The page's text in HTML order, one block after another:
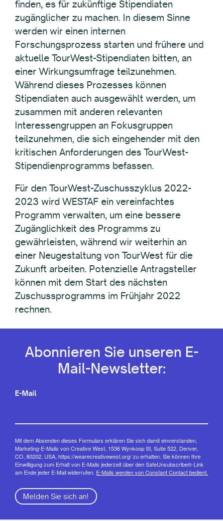
finden, es für zukünftige Stipendiaten
zugänglicher zu machen. In diesem Sinne
werden wir einen internen
Forschungsprozess starten und frühere und
aktuelle TourWest-Stipendiaten bitten, an
einer Wirkungsumfrage teilzunehmen.
Während dieses Prozesses können
Stipendiaten auch ausgewählt werden, um
zusammen mit anderen relevanten
Interessengruppen an Fokusgruppen
teilzunehmen, die sich eingehender mit den
kritischen Anforderungen des TourWest-
Stipendienprogramms befassen.
Für den TourWest-Zuschusszyklus 2022-
2023 wird WESTAF ein vereinfachtes
Programm verwalten, um eine bessere
Zugänglichkeit des Programms zu
gewährleisten, während wir weiterhin an
einer Neugestaltung von TourWest für die
Zukunft arbeiten. Potenzielle Antragsteller
können mit dem Start des nächsten
Zuschussprogramms im Frühjahr 2022
rechnen.
Abonnieren Sie unseren E-
Mail-Newsletter:
E-Mail
Mit dem Absenden dieses Formulars erklären Sie sich damit einverstanden,
Marketing-E-Mails von Creative West, 1536 Wynkoop St, Suite 522, Denver,
CO, 80202, USA, https://wearecreativewest.org/ zu erhalten. Sie können Ihre
Einwilligung zum Erhalt von E-Mails jederzeit über den SafeUnsubscribe®-Link
am Ende jeder E-Mail widerrufen. E-Mails werden von Constant Contact bedient.
Melden Sie sich an!